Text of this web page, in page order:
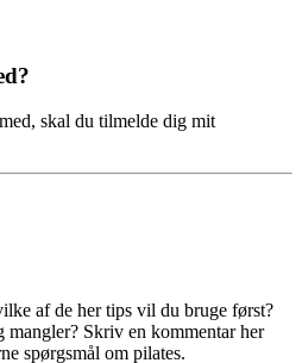
skal du tilmelde dig mit
af de her tips vil du bruge først?
mangler? Skriv en kommentar her
spørgsmål om pilates.